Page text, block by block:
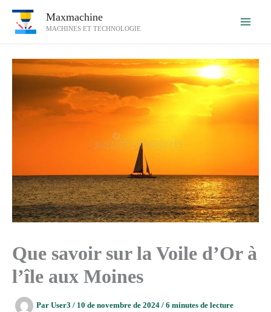
Maxmachine
MACHINES ET TECHNOLOGIE
Que savoir sur la Voile d’Or à
l’île aux Moines
Par User3 / 10 de novembre de 2024 / 6 minutes de lecture